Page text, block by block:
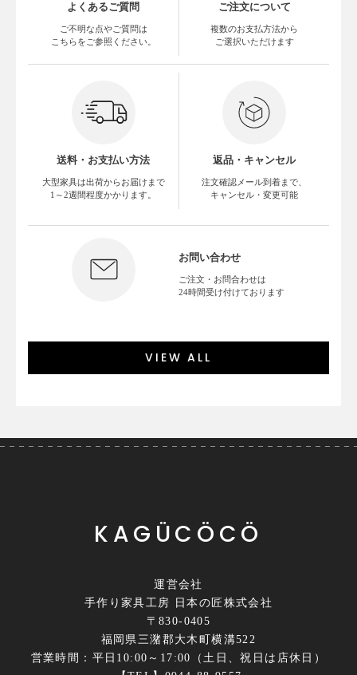
よくあるご質問
ご不明な点やご質問は
こちらをご参照ください。
ご注文について
複数のお支払方法から
ご選択いただけます
送料・お支払い方法
大型家具は出荷からお届けまで
1～2週間程度かかります。
返品・キャンセル
注文確認メール到着まで、
キャンセル・変更可能
お問い合わせ
ご注文・お問合わせは
24時間受け付けております
VIEW ALL
KAGÜCÖCÖ
運営会社
手作り家具工房 日本の匠株式会社
〒830-0405
福岡県三潴郡大木町横溝522
営業時間：平日10:00～17:00（土日、祝日は店休日）